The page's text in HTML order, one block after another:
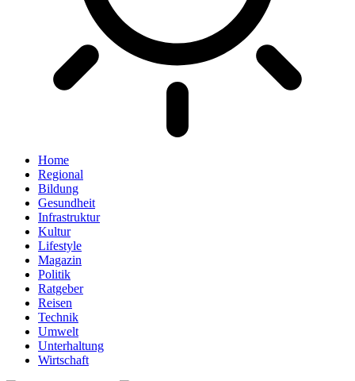
Home
Regional
Bildung
Gesundheit
Infrastruktur
Kultur
Lifestyle
Magazin
Politik
Ratgeber
Reisen
Technik
Umwelt
Unterhaltung
Wirtschaft